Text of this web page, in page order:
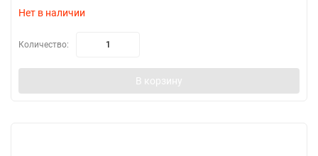
Нет в наличии
Количество:
В корзину